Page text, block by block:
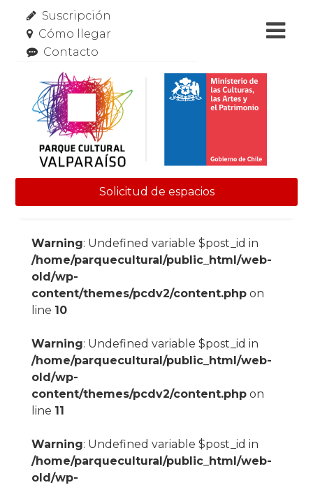
Suscripción
Cómo llegar
Contacto
Solicitud de espacios
Warning: Undefined variable $post_id in
/home/parquecultural/public_html/web-
old/wp-
content/themes/pcdv2/content.phpon
line 10
Warning: Undefined variable $post_id in
/home/parquecultural/public_html/web-
old/wp-
content/themes/pcdv2/content.phpon
line 11
Warning: Undefined variable $post_id in
/home/parquecultural/public_html/web-
old/wp-